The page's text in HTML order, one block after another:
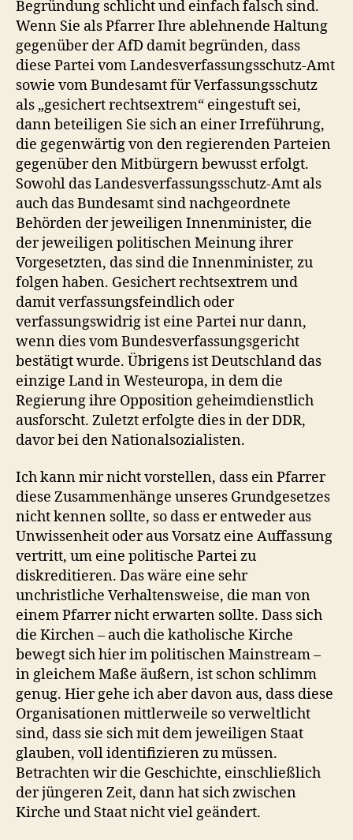
Begründung schlicht und einfach falsch sind.
Wenn Sie als Pfarrer Ihre ablehnende Haltung
gegenüber der AfD damit begründen, dass
diese Partei vom Landesverfassungsschutz-Amt
sowie vom Bundesamt für Verfassungsschutz
als „gesichert rechtsextrem“ eingestuft sei,
dann beteiligen Sie sich an einer Irreführung,
die gegenwärtig von den regierenden Parteien
gegenüber den Mitbürgern bewusst erfolgt.
Sowohl das Landesverfassungsschutz-Amt als
auch das Bundesamt sind nachgeordnete
Behörden der jeweiligen Innenminister, die
der jeweiligen politischen Meinung ihrer
Vorgesetzten, das sind die Innenminister, zu
folgen haben. Gesichert rechtsextrem und
damit verfassungsfeindlich oder
verfassungswidrig ist eine Partei nur dann,
wenn dies vom Bundesverfassungsgericht
bestätigt wurde. Übrigens ist Deutschland das
einzige Land in Westeuropa, in dem die
Regierung ihre Opposition geheimdienstlich
ausforscht. Zuletzt erfolgte dies in der DDR,
davor bei den Nationalsozialisten.
Ich kann mir nicht vorstellen, dass ein Pfarrer
diese Zusammenhänge unseres Grundgesetzes
nicht kennen sollte, so dass er entweder aus
Unwissenheit oder aus Vorsatz eine Auffassung
vertritt, um eine politische Partei zu
diskreditieren. Das wäre eine sehr
unchristliche Verhaltensweise, die man von
einem Pfarrer nicht erwarten sollte. Dass sich
die Kirchen – auch die katholische Kirche
bewegt sich hier im politischen Mainstream –
in gleichem Maße äußern, ist schon schlimm
genug. Hier gehe ich aber davon aus, dass diese
Organisationen mittlerweile so verweltlicht
sind, dass sie sich mit dem jeweiligen Staat
glauben, voll identifizieren zu müssen.
Betrachten wir die Geschichte, einschließlich
der jüngeren Zeit, dann hat sich zwischen
Kirche und Staat nicht viel geändert.